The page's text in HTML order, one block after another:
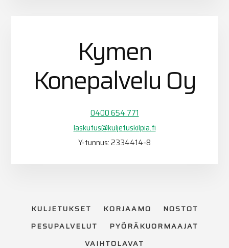
Kymen
Konepalvelu Oy
0400 654 771
laskutus@kuljetuskilpia.fi
Y-tunnus: 2334414-8
KULJETUKSET KORJAAMO
NOSTOT
PESUPALVELUT
PYÖRÄKUORMAAJAT
VAIHTOLAVAT